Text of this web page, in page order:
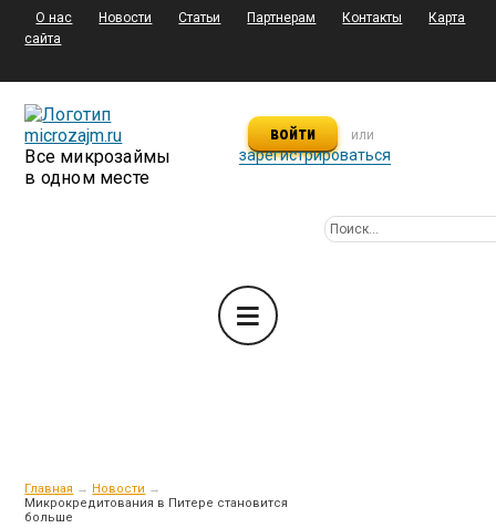
О нас Новости Статьи Партнерам Контакты
Карта
сайта
Все микрозаймы
в одном месте
войти или
зарегистрироваться
Главная → Новости →
Микрокредитования в Питере становится
больше